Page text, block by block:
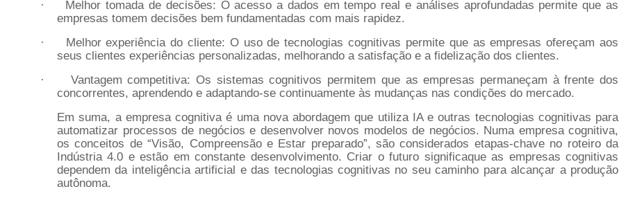
·
Melhor tomada de decisões: O acesso a dados em tempo real e análises aprofundadas permite que as
empresas tomem decisões bem fundamentadas com mais rapidez.
·
Melhor experiência do cliente: O uso de tecnologias cognitivas permite que as empresas ofereçam aos
seus clientes experiências personalizadas, melhorando a satisfação e a fidelização dos clientes.
·
Vantagem competitiva: Os sistemas cognitivos permitem que as empresas permaneçam à frente dos
concorrentes, aprendendo e adaptando-se continuamente às mudanças nas condições do mercado.
Em suma, a empresa cognitiva é uma nova abordagem que utiliza IA e outras tecnologias cognitivas para
automatizar processos de negócios e desenvolver novos modelos de negócios. Numa empresa cognitiva,
os conceitos de “Visão, Compreensão e Estar preparado”, são considerados etapas-chave no roteiro da
Indústria 4.0 e estão em constante desenvolvimento. Criar o futuro significaque as empresas cognitivas
dependem da inteligência artificial e das tecnologias cognitivas no seu caminho para alcançar a produção
autônoma.